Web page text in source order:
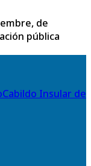
de
pública
Cabildo Insular de